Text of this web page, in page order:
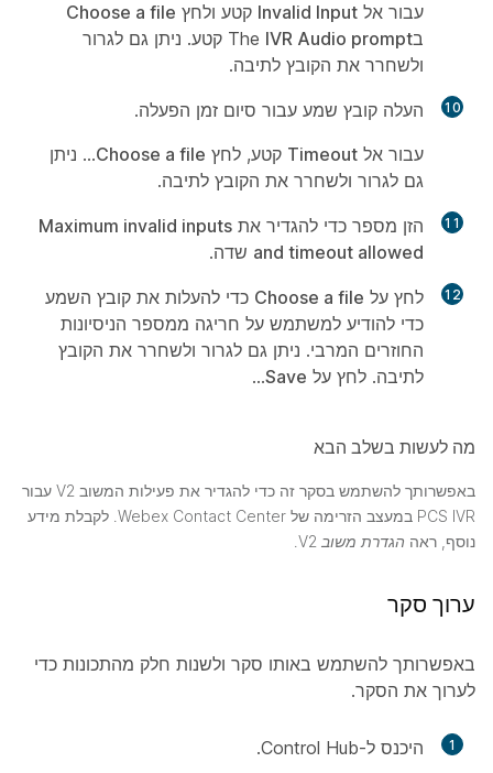
עבור אל Invalid Input קטע ולחץ Choose a file
בTheIVR Audio prompt
קטע. ניתן גם לגרור
ולשחרר את הקובץ לתיבה.
10
העלה קובץ שמע עבור סיום זמן הפעלה.
עבור אל Timeout קטע, לחץ Choose a file... ניתן
גם לגרור ולשחרר את הקובץ לתיבה.
11 הזן מספר כדי להגדיר את Maximum invalid inputs
and timeout allowed שדה.
12 לחץ על Choose a file כדי להעלות את קובץ השמע
כדי להודיע למשתמש על חריגה ממספר הניסיונות
החוזרים המרבי. ניתן גם לגרור ולשחרר את הקובץ
לתיבה. לחץ על Save
...
מה לעשות בשלב הבא
באפשרותך להשתמש בסקר זה כדי להגדיר את פעילות המשוב V2 עבור
PCS IVR במעצב הזרימה של Webex Contact Center. לקבלת מידע
נוסף, ראה הגדרת משוב V2
ערוך סקר
באפשרותך להשתמש באותו סקר ולשנות חלק מהתכונות כדי
לערוך את הסקר.
1 היכנס ל-Control Hub.